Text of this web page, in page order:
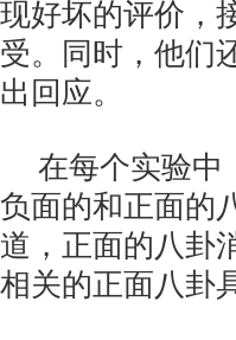
现好坏的评价，
受。同时，他们
出回应。
在每个实验中
负面的和正面的
道，正面的八卦
相关的正面八卦